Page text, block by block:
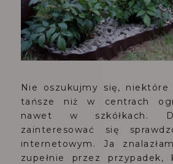
Nie oszukujmy się, niektóre
tańsze niż w centrach
nawet w szkółkach.
zainteresować się
internetowym. Ja
zupełnie przez przypadek,